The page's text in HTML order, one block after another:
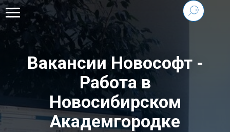
Вакансии Новософт -
Работа в
Новосибирском
Академгородке